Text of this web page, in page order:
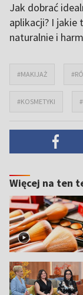
Jak dobrać
aplikacji? I jakie
naturalnie i
#MAKIJAŻ
#KOSMETYKI
Więcej na ten